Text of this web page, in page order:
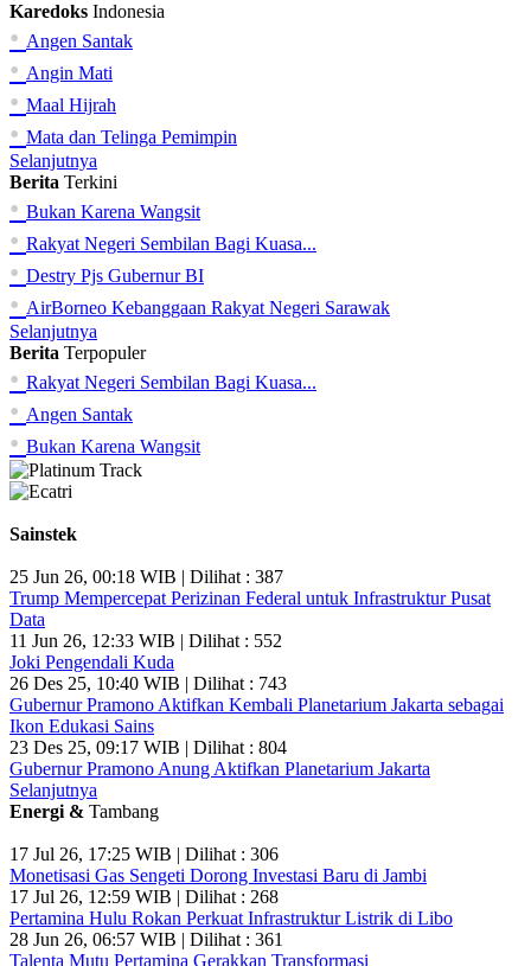
Karedoks Indonesia
• Angen Santak
• Angin Mati
• Maal Hijrah
• Mata dan Telinga Pemimpin
Selanjutnya
Berita Terkini
• Bukan Karena Wangsit
• Rakyat Negeri Sembilan Bagi Kuasa...
• Destry Pjs Gubernur BI
• AirBorneo Kebanggaan Rakyat Negeri Sarawak
Selanjutnya
Berita Terpopuler
• Rakyat Negeri Sembilan Bagi Kuasa...
• Angen Santak
• Bukan Karena Wangsit
Sainstek
25 Jun 26, 00:18 WIB | Dilihat : 387
Trump Mempercepat Perizinan Federal untuk Infrastruktur Pusat
Data
11 Jun 26, 12:33 WIB | Dilihat : 552
Joki Pengendali Kuda
26 Des 25, 10:40 WIB | Dilihat : 743
Gubernur Pramono Aktifkan Kembali Planetarium Jakarta sebagai
Ikon Edukasi Sains
23 Des 25, 09:17 WIB | Dilihat : 804
Gubernur Pramono Anung Aktifkan Planetarium Jakarta
Selanjutnya
Energi & Tambang
17 Jul 26, 17:25 WIB | Dilihat : 306
Monetisasi Gas Sengeti Dorong Investasi Baru di Jambi
17 Jul 26, 12:59 WIB | Dilihat : 268
Pertamina Hulu Rokan Perkuat Infrastruktur Listrik di Libo
28 Jun 26, 06:57 WIB | Dilihat : 361
Talenta Mutu Pertamina Gerakkan Transformasi